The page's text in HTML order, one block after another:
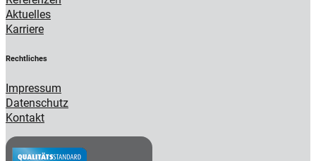
Aktuelles
Karriere
Rechtliches
Impressum
Datenschutz
Kontakt